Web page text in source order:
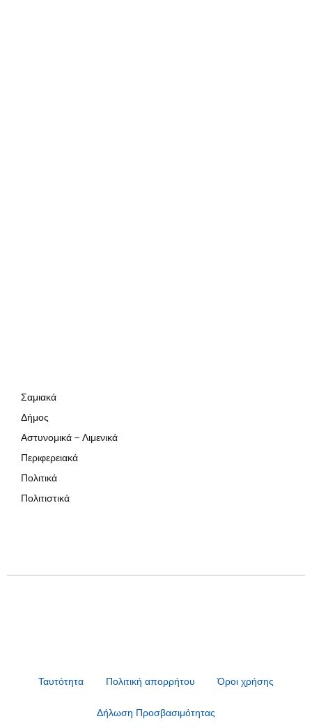
Σαμιακά
Δήμος
Αστυνομικά – Λιμενικά
Περιφερειακά
Πολιτικά
Πολιτιστικά
Ταυτότητα Πολιτική απορρήτου Όροι χρήσης
Δήλωση Προσβασιμότητας